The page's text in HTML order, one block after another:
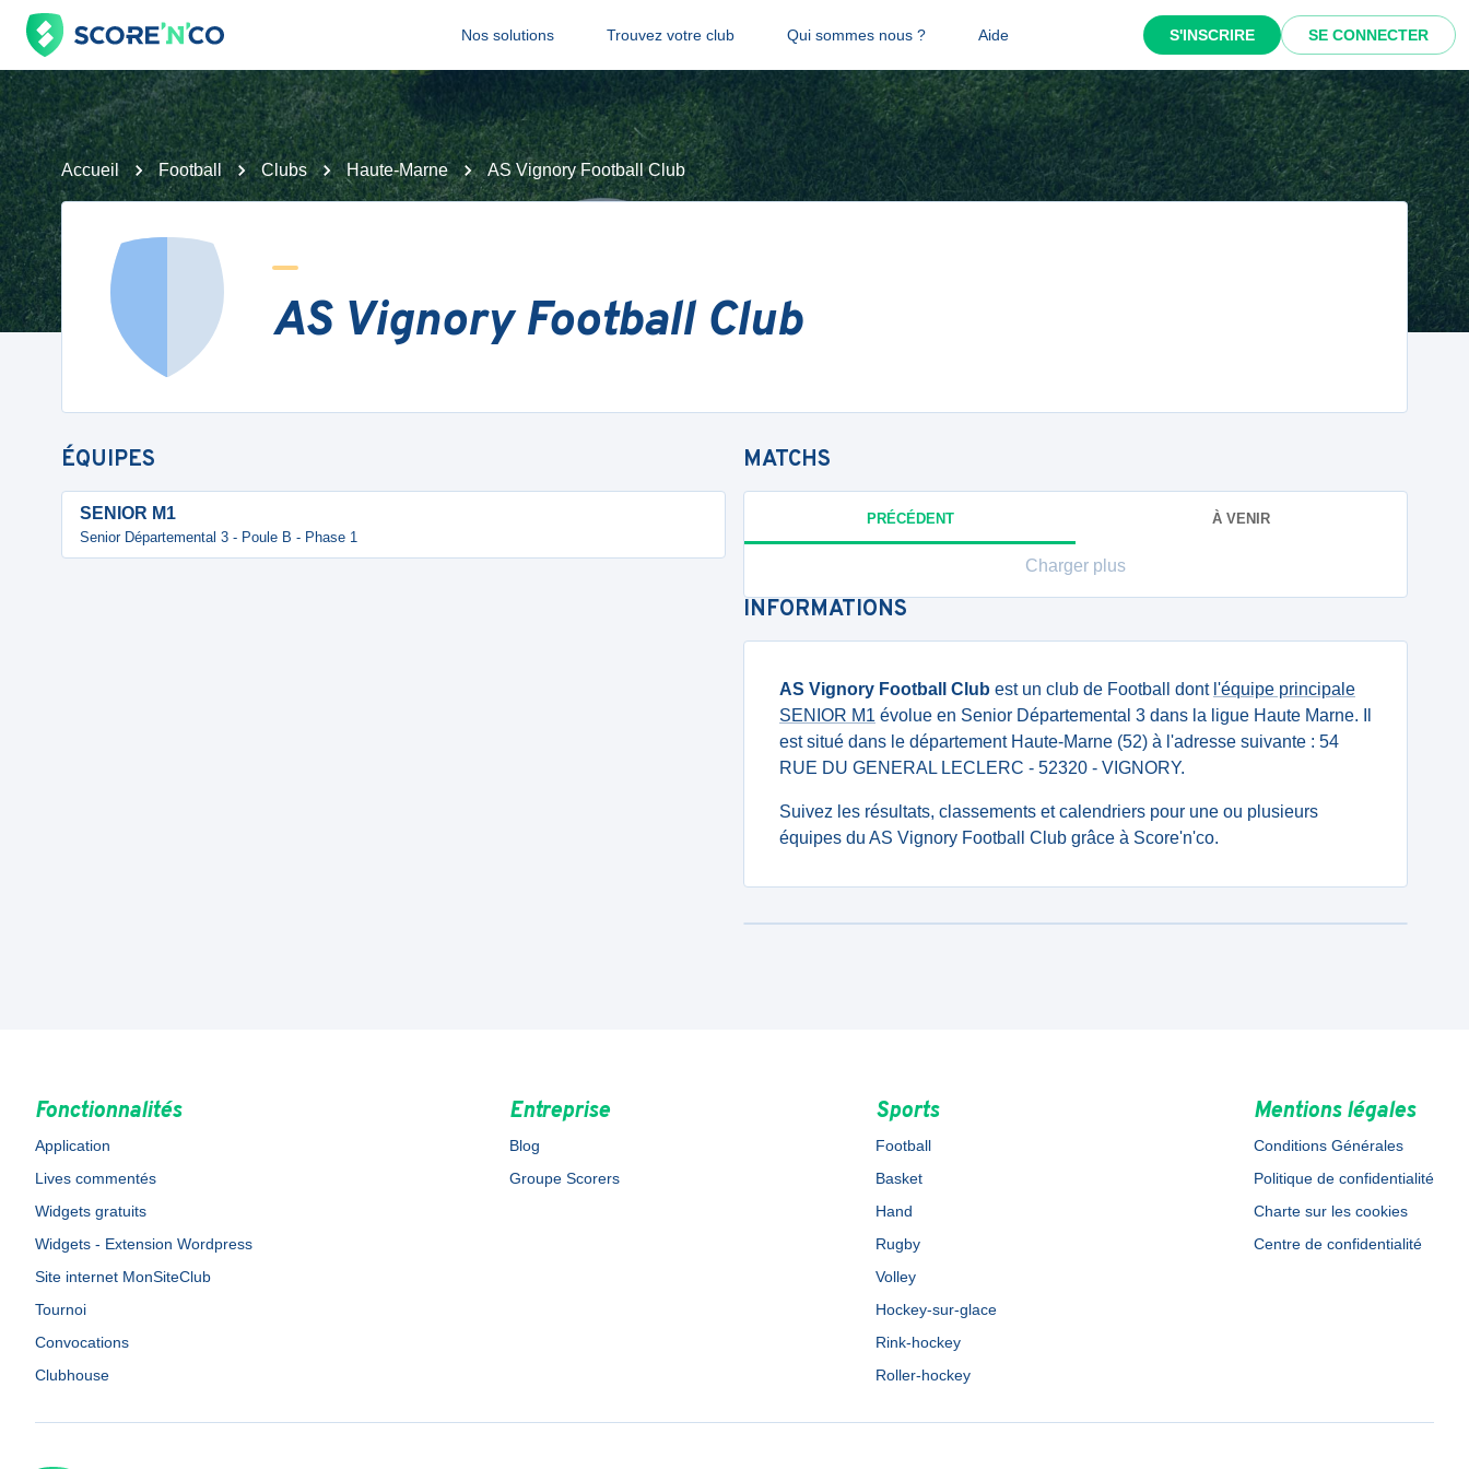
Nos solutions Trouvez votre club Qui sommes nous ? Aide S'INSCRIRE SE CONNECTER
Accueil Football Clubs Haute-Marne AS Vignory Football Club
AS Vignory Football Club
ÉQUIPES
SENIOR M1
Senior Départemental 3 - Poule B - Phase 1
MATCHS
PRÉCÉDENT À VENIR
Charger plus
INFORMATIONS
AS Vignory Football Club est un club de Football dont l'équipe principale
SENIOR M1 évolue en Senior Départemental 3 dans la ligue Haute Marne. Il
est situé dans le département Haute-Marne (52) à l'adresse suivante : 54
RUE DU GENERAL LECLERC - 52320 - VIGNORY.
Suivez les résultats, classements et calendriers pour une ou plusieurs
équipes du AS Vignory Football Club grâce à Score'n'co.
Fonctionnalités
Application
Lives commentés
Widgets gratuits
Widgets - Extension Wordpress
Site internet MonSiteClub
Tournoi
Convocations
Clubhouse
Entreprise
Blog
Groupe Scorers
Sports
Football
Basket
Hand
Rugby
Volley
Hockey-sur-glace
Rink-hockey
Roller-hockey
Mentions légales
Conditions Générales
Politique de confidentialité
Charte sur les cookies
Centre de confidentialité